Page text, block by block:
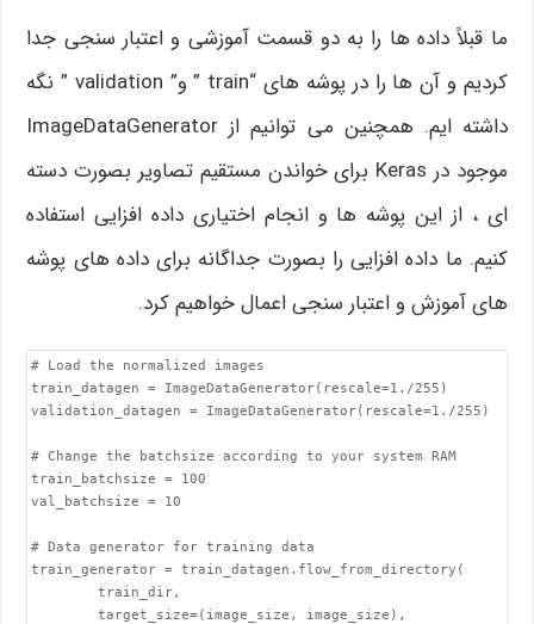
ما قبلاً داده ها را به دو قسمت آموزشی و اعتبار سنجی جدا
کردیم و آن ها را در پوشه های “train ” و” validation ” نگه
داشته ایم. همچنین می توانیم از ImageDataGenerator
موجود در Keras برای خواندن مستقیم تصاویر بصورت دسته
ای ، از این پوشه ها و انجام اختیاری داده افزایی استفاده
کنیم. ما داده افزایی را بصورت جداگانه برای داده های پوشه
های آموزش و اعتبار سنجی اعمال خواهیم کرد.
# Load the normalized images
train_datagen = ImageDataGenerator(rescale=1./255)
validation_datagen = ImageDataGenerator(rescale=1./255)
# Change the batchsize according to your system RAM
train_batchsize = 100
val_batchsize = 10
# Data generator for training data
train_generator = train_datagen.flow_from_directory(
        train_dir,
        target_size=(image_size, image_size),